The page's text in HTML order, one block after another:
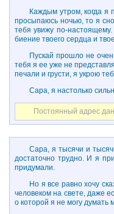
Каждым утром, когда
просыпаюсь ночью, то я
тебя увижу по-настоящему.
биение твоего сердца и
Пускай прошло не
тебя я ее уже не
печали и грусти, я укрою
Сара, я настолько
Постоянный адрес
Сара, я тысячи и
достаточно трудно. И я
придумали.
Но я все равно хочу
человеком на свете, даже
о которой я не могу думать